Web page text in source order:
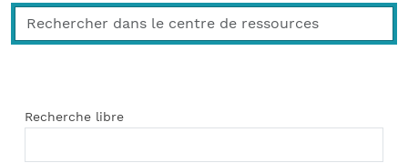
Recherche libre